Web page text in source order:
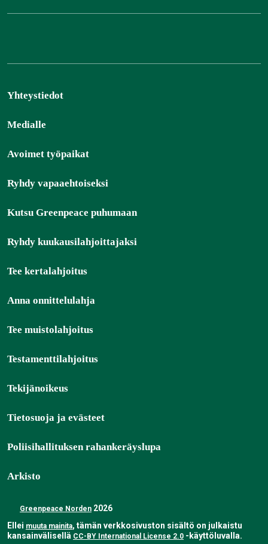
Yhteystiedot
Medialle
Avoimet työpaikat
Ryhdy vapaaehtoiseksi
Kutsu Greenpeace puhumaan
Ryhdy kuukausilahjoittajaksi
Tee kertalahjoitus
Anna onnittelulahja
Tee muistolahjoitus
Testamenttilahjoitus
Tekijänoikeus
Tietosuoja ja evästeet
Poliisihallituksen rahankeräyslupa
Arkisto
Greenpeace Norden 2026
Ellei muuta mainita, tämän verkkosivuston sisältö on julkaistu
kansainvälisellä CC-BY International License 2.0 -käyttöluvalla.